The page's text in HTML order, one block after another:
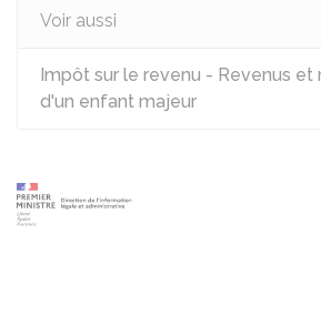
Voir aussi
Impôt sur le revenu - Revenus
d'un enfant majeur